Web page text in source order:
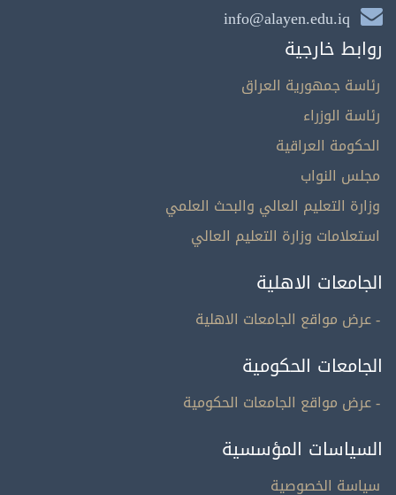
info@alayen.edu.iq
روابط خارجية
رئاسة جمهورية العراق
رئاسة الوزراء
الحكومة العراقية
مجلس النواب
وزارة التعليم العالي والبحث العلمي
استعلامات وزارة التعليم العالي
الجامعات الاهلية
- عرض مواقع الجامعات الاهلية
الجامعات الحكومية
- عرض مواقع الجامعات الحكومية
السياسات المؤسسية
سياسة الخصوصية